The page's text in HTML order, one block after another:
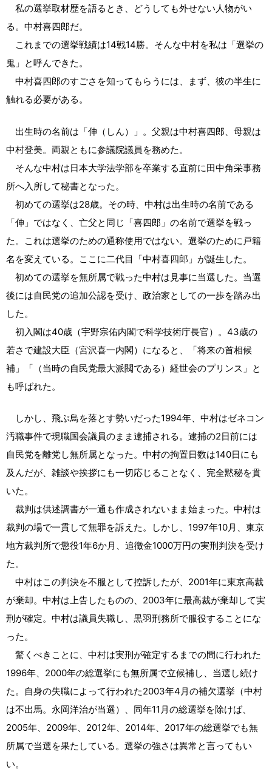
私の選挙取材歴を語るとき、どうしても外せない人物がい
る。中村喜四郎だ。
これまでの選挙戦績は14戦14勝。そんな中村を私は「選挙の
鬼」と呼んできた。
中村喜四郎のすごさを知ってもらうには、まず、彼の半生に
触れる必要がある。
出生時の名前は「伸（しん）」。父親は中村喜四郎、母親は
中村登美。両親ともに参議院議員を務めた。
そんな中村は日本大学法学部を卒業する直前に田中角栄事務
所へ入所して秘書となった。
初めての選挙は28歳。その時、中村は出生時の名前である
「伸」ではなく、亡父と同じ「喜四郎」の名前で選挙を戦っ
た。これは選挙のための通称使用ではない。選挙のために戸籍
名を変えている。ここに二代目「中村喜四郎」が誕生した。
初めての選挙を無所属で戦った中村は見事に当選した。当選
後には自民党の追加公認を受け、政治家としての一歩を踏み出
した。
初入閣は40歳（宇野宗佑内閣で科学技術庁長官）。43歳の
若さで建設大臣（宮沢喜一内閣）になると、「将来の首相候
補」「（当時の自民党最大派閥である）経世会のプリンス」と
も呼ばれた。
しかし、飛ぶ鳥を落とす勢いだった1994年、中村はゼネコン
汚職事件で現職国会議員のまま逮捕される。逮捕の2日前には
自民党を離党し無所属となった。中村の拘置日数は140日にも
及んだが、雑談や挨拶にも一切応じることなく、完全黙秘を貫
いた。
裁判は供述調書が一通も作成されないまま始まった。中村は
裁判の場で一貫して無罪を訴えた。しかし、1997年10月、東京
地方裁判所で懲役1年6か月、追徴金1000万円の実刑判決を受け
た。
中村はこの判決を不服として控訴したが、2001年に東京高裁
が棄却。中村は上告したものの、2003年に最高裁が棄却して実
刑が確定。中村は議員失職し、黒羽刑務所で服役することにな
った。
驚くべきことに、中村は実刑が確定するまでの間に行われた
1996年、2000年の総選挙にも無所属で立候補し、当選し続け
た。自身の失職によって行われた2003年4月の補欠選挙（中村
は不出馬。永岡洋治が当選）、同年11月の総選挙を除けば、
2005年、2009年、2012年、2014年、2017年の総選挙でも無
所属で当選を果たしている。選挙の強さは異常と言ってもい
い。